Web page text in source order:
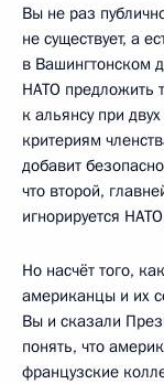
Вы не раз
не существует, а
в Вашингтонском
НАТО предложить
к альянсу при
критериям
добавит
что второй,
игнорируется
Но насчёт того,
американцы и их
Вы и сказали
понять, что
французские